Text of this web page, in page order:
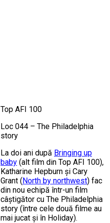
Top AFI 100
Loc 044 – The Philadelphia
story
La doi ani după Bringing up
baby (alt film din Top AFI 100),
Katharine Hepburn și Cary
Grant (North by northwest) fac
din nou echipă într-un film
câștigător cu The Philadelphia
story (între cele două filme au
mai jucat și în Holiday).